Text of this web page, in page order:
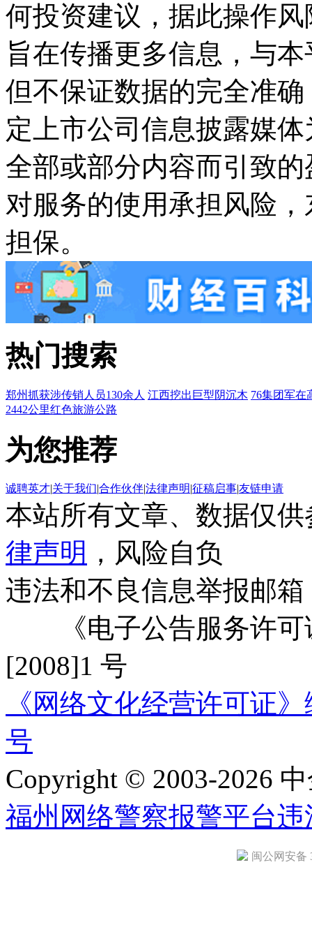
何投资建议，据此操作
旨在传播更多信息，与
但不保证数据的完全准
定上市公司信息披露媒
全部或部分内容而引致
对服务的使用承担风险
担保。
热门搜索
郑州抓获涉传销人员130余人 江西挖出巨型阴沉木 76集团军在
2442公里红色旅游公路
为您推荐
诚聘英才|关于我们|合作伙伴|法律声明|征稿启事|友链申请
本站所有文章、数据仅
律声明 ，风险自负
违法和不良信息举报邮箱
《电子公告服务许可
[2008]1 号
《网络文化经营许可证
号
Copyright © 2003-2026
福州网络警察报警平台违
闽公网安备